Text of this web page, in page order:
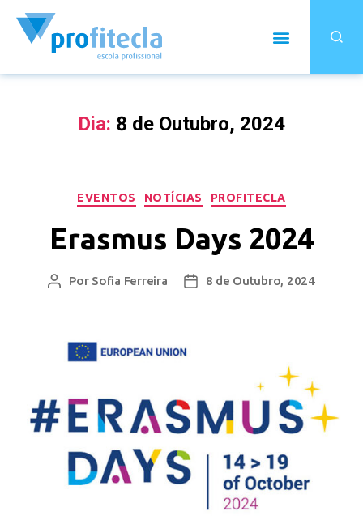
Dia: 8 de Outubro, 2024
EVENTOS NOTÍCIAS PROFITECLA
Erasmus Days 2024
Por Sofia Ferreira 8 de Outubro, 2024